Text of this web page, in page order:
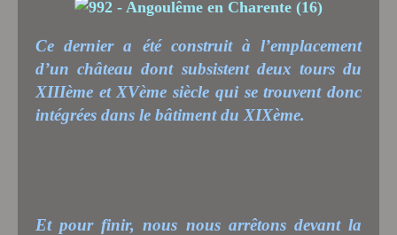
Ce dernier a été construit à l’emplacement
d’un château dont subsistent deux tours du
XIIIème et XVème siècle qui se trouvent donc
intégrées dans le bâtiment du XIXème.
Et pour finir, nous nous arrêtons devant la